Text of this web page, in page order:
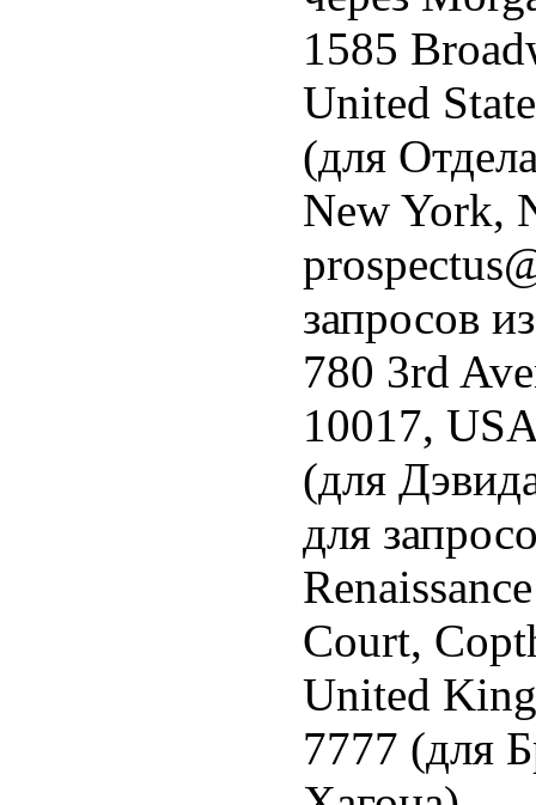
1585
United
(для
New York,
запросов
780 3rd
10017,
(для
для
Court,
United
7777 (для